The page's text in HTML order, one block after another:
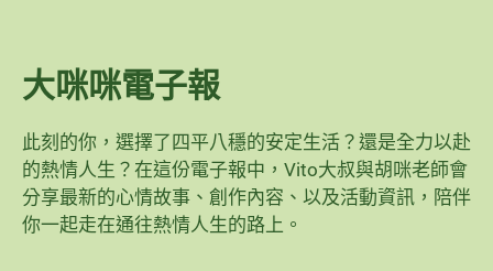
大咪咪電子報
此刻的你，選擇了四平八穩的安定生活？還是全力以赴
的熱情人生？在這份電子報中，Vito大叔與胡咪老師會
分享最新的心情故事、創作內容、以及活動資訊，陪伴
你一起走在通往熱情人生的路上。